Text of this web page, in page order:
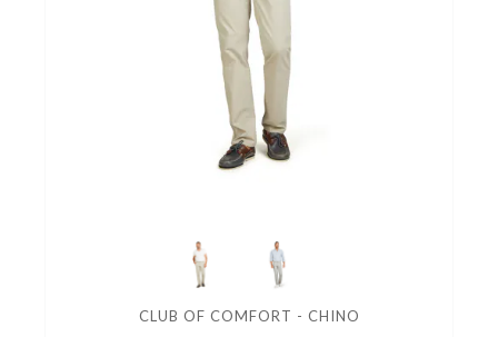
CLUB OF COMFORT - CHINO